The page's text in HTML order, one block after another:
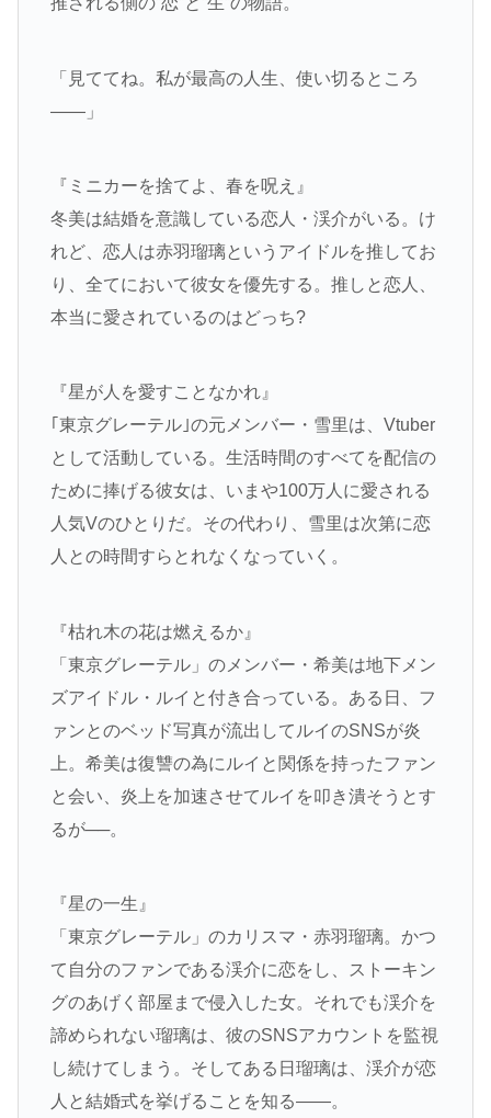
「見ててね。私が最高の人生、使い切るところ
――」
『ミニカーを捨てよ、春を呪え』
冬美は結婚を意識している恋人・渓介がいる。け
れど、恋人は赤羽瑠璃というアイドルを推してお
り、全てにおいて彼女を優先する。推しと恋人、
本当に愛されているのはどっち?
『星が人を愛すことなかれ』
｢東京グレーテル｣の元メンバー・雪里は、Vtuber
として活動している。生活時間のすべてを配信の
ために捧げる彼女は、いまや100万人に愛される
人気Vのひとりだ。その代わり、雪里は次第に恋
人との時間すらとれなくなっていく。
『枯れ木の花は燃えるか』
「東京グレーテル」のメンバー・希美は地下メン
ズアイドル・ルイと付き合っている。ある日、フ
ァンとのベッド写真が流出してルイのSNSが炎
上。希美は復讐の為にルイと関係を持ったファン
と会い、炎上を加速させてルイを叩き潰そうとす
るが──。
『星の一生』
「東京グレーテル」のカリスマ・赤羽瑠璃。かつ
て自分のファンである渓介に恋をし、ストーキン
グのあげく部屋まで侵入した女。それでも渓介を
諦められない瑠璃は、彼のSNSアカウントを監視
し続けてしまう。そしてある日瑠璃は、渓介が恋
人と結婚式を挙げることを知る――。